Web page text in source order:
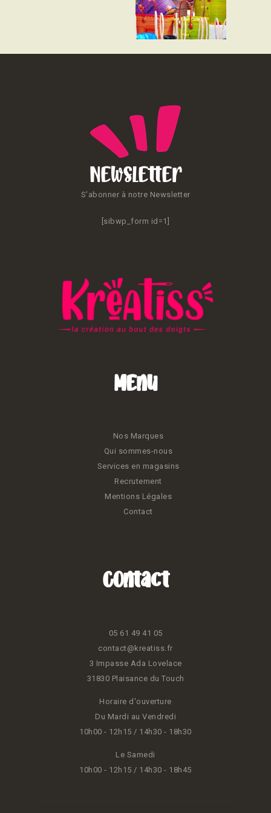
Newsletter
S'abonner à notre Newsletter
[sibwp_form id=1]
Menu
Nos Marques
Qui sommes-nous
Services en magasins
Recrutement
Mentions Légales
Contact
Contact
05 61 49 41 05
contact@kreatiss.fr
3 Impasse Ada Lovelace
31830 Plaisance du Touch
Horaire d'ouverture
Du Mardi au Vendredi
10h00 - 12h15 / 14h30 - 18h30
Le Samedi
10h00 - 12h15 / 14h30 - 18h45